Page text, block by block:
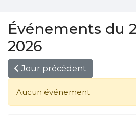
Événements du
2026
Jour précédent
Aucun événement